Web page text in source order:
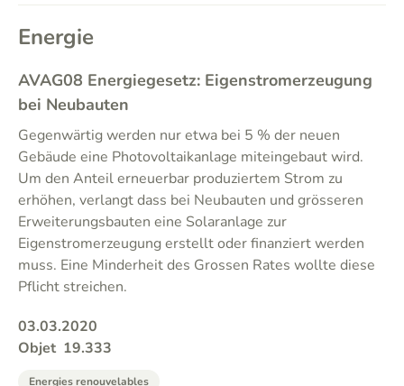
Energie
AVAG08 Energiegesetz: Eigenstromerzeugung
bei Neubauten
Gegenwärtig werden nur etwa bei 5 % der neuen
Gebäude eine Photovoltaikanlage miteingebaut wird.
Um den Anteil erneuerbar produziertem Strom zu
erhöhen, verlangt dass bei Neubauten und grösseren
Erweiterungsbauten eine Solaranlage zur
Eigenstromerzeugung erstellt oder finanziert werden
muss. Eine Minderheit des Grossen Rates wollte diese
Pflicht streichen.
03.03.2020
Objet 19.333
Energies renouvelables